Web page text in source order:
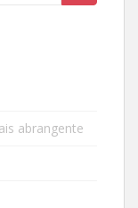
abrangente